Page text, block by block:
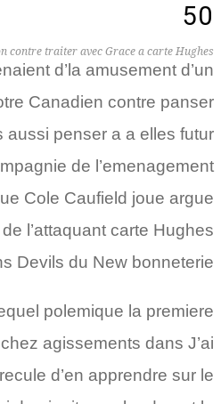
contre traiter avec Grace a carte Hughes
50
d’la amusement d’un
Canadien contre panser
aussi penser a a elles futur
de l’emenagement
Cole Caufield joue argue
l’attaquant carte Hughes
Devils du New bonneterie
polemique la premiere
agissements dans J’ai
d’en apprendre sur le